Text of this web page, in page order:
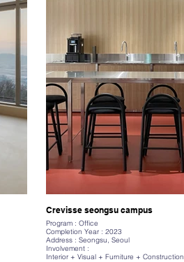
Crevisse seongsu campus
Program : Office
Completion Year : 2023
Address : Seongsu, Seoul
Involvement :
Interior + Visual + Furniture + Construction